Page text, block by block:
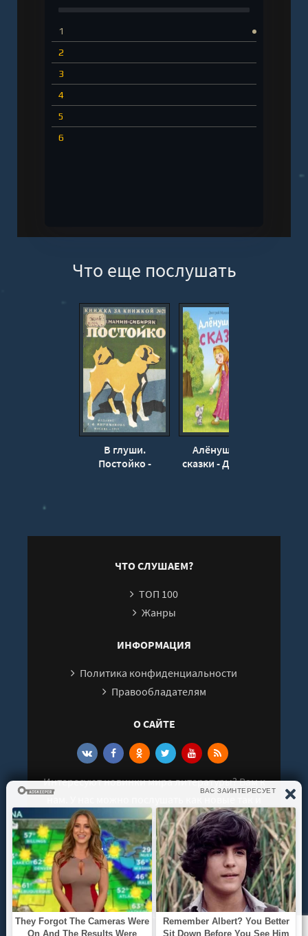
1
2
3
4
5
6
Что еще послушать
В глуши.
Постойко -
Алёнушкины
сказки - Дмитрий
ЧТО СЛУШАЕМ?
ТОП 100
Жанры
ИНФОРМАЦИЯ
Политика конфиденциальности
Правообладателям
О САЙТЕ
Интересуют новинки мира литературы? Вам к
старые аудиокниги. Выбрать и поделиться с
друзьями лучшими аудиокнигами!
© 2021 - 2026 kniga-audio.net. Все права
защищены.